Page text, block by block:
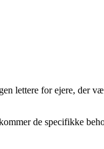
lettere for ejere, der
de specifikke